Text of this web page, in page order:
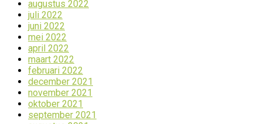
augustus 2022
juli 2022
juni 2022
mei 2022
april 2022
maart 2022
februari 2022
december 2021
november 2021
oktober 2021
september 2021